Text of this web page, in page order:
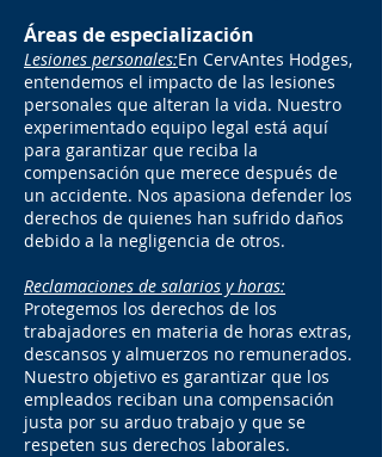
Áreas de especialización
Lesiones personales:En CervAntes Hodges,
entendemos el impacto de las lesiones
personales que alteran la vida. Nuestro
experimentado equipo legal está aquí
para garantizar que reciba la
compensación que merece después de
un accidente. Nos apasiona defender los
derechos de quienes han sufrido daños
debido a la negligencia de otros.
Reclamaciones de salarios y horas:
Protegemos los derechos de los
trabajadores en materia de horas extras,
descansos y almuerzos no remunerados.
Nuestro objetivo es garantizar que los
empleados reciban una compensación
justa por su arduo trabajo y que se
respeten sus derechos laborales.